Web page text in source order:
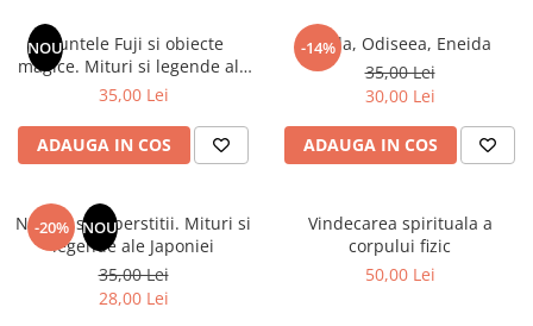
Numerologie
Paranormal
Parapsihologie
Ramtha
Audiobook
ReConnect
Religie
Crestinism
ScienceConnection
NOUMuntele Fuji si obiecte
magice. Mituri si legende ale
Japoniei
35,00 Lei
ADAUGA IN COS
-14%
Iliada, Odiseea, Eneida
35,00 Lei
30,00 Lei
ADAUGA IN COS
-20% NOU
Natura si superstitii. Mituri si
legende ale Japoniei
35,00 Lei
28,00 Lei
Vindecarea spirituala a
corpului fizic
50,00 Lei